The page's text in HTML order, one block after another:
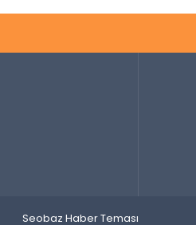
Seobaz Haber Teması